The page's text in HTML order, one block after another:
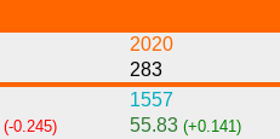
2020
283
1557
(-0.245) 55.83 (+0.141)